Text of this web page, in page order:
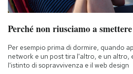
Perché non riusciamo a
Per esempio prima di dormire, quando
network e un post tira l'altro, e un altro,
l'istinto di sopravvivenza e il web design